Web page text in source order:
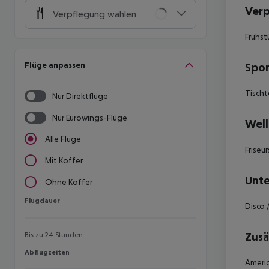
Verpflegung wählen
Flüge anpassen
Nur Direktflüge
Nur Eurowings-Flüge
Alle Flüge
Mit Koffer
Ohne Koffer
Flugdauer
Flugdauer
Bis zu 24 Stunden
Abflugzeiten
Abflugzeiten
Disco